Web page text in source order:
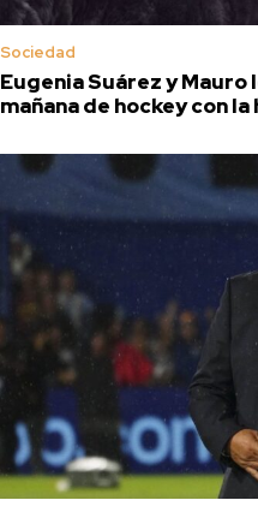
Sociedad
Eugenia Suárez y
mañana de hockey con